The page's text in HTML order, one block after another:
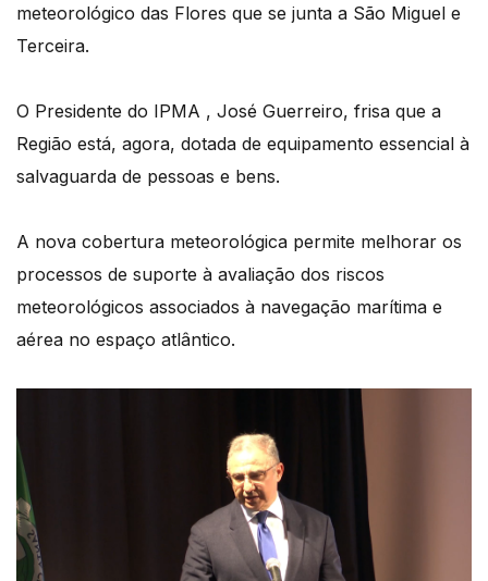
meteorológico das Flores que se junta a São Miguel e
Terceira.
O Presidente do IPMA , José Guerreiro, frisa que a
Região está, agora, dotada de equipamento essencial à
salvaguarda de pessoas e bens.
A nova cobertura meteorológica permite melhorar os
processos de suporte à avaliação dos riscos
meteorológicos associados à navegação marítima e
aérea no espaço atlântico.